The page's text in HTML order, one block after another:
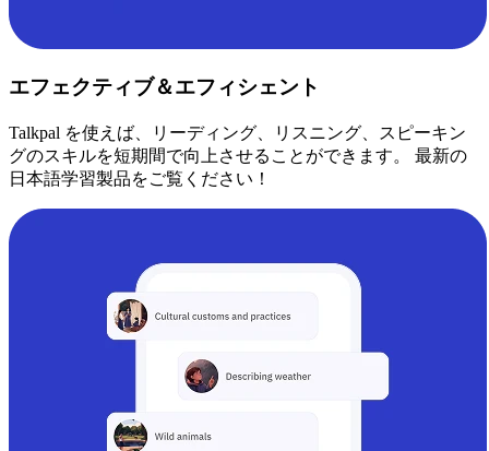
エフェクティブ＆エフィシェント
Talkpal を使えば、リーディング、リスニング、スピーキン
グのスキルを短期間で向上させることができます。 最新の
日本語学習製品をご覧ください！